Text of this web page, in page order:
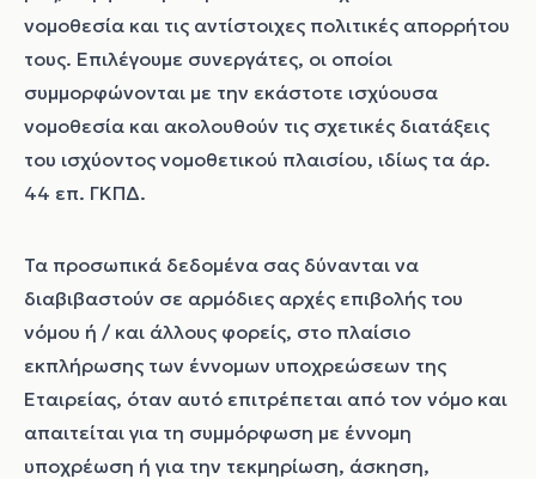
νομοθεσία και τις αντίστοιχες πολιτικές απορρήτου
τους. Επιλέγουμε συνεργάτες, οι οποίοι
συμμορφώνονται με την εκάστοτε ισχύουσα
νομοθεσία και ακολουθούν τις σχετικές διατάξεις
του ισχύοντος νομοθετικού πλαισίου, ιδίως τα άρ.
44 επ. ΓΚΠΔ.
Τα προσωπικά δεδομένα σας δύνανται να
διαβιβαστούν σε αρμόδιες αρχές επιβολής του
νόμου ή / και άλλους φορείς, στο πλαίσιο
εκπλήρωσης των έννομων υποχρεώσεων της
Εταιρείας, όταν αυτό επιτρέπεται από τον νόμο και
απαιτείται για τη συμμόρφωση με έννομη
υποχρέωση ή για την τεκμηρίωση, άσκηση,